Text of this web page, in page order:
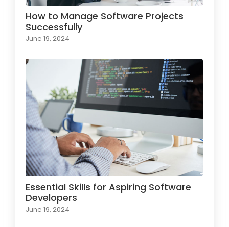
How to Manage Software Projects
Successfully
June 19, 2024
Essential Skills for Aspiring Software
Developers
June 19, 2024